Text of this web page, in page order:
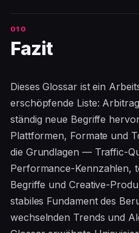
Fazit
Dieses Glossar ist ein
erschöpfende Liste:
ständig neue Begriffe
Plattformen, Formate und
die Grundlagen — Traffic-
Performance-Kennzahlen,
Begriffe und Creative-
stabiles Fundament des
wechselnden Trends und